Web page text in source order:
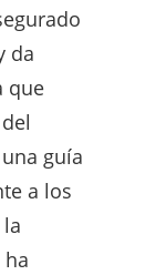
da
que
del
guía
a los